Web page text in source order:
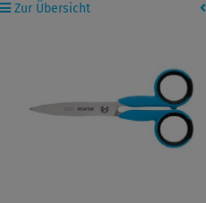
Zur Übersicht